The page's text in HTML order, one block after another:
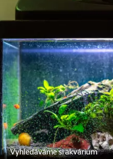
Vyhledáváme si akvárium